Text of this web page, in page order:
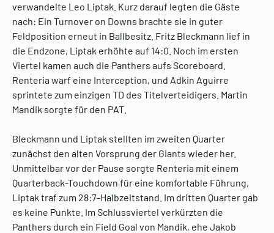
verwandelte Leo Liptak. Kurz darauf legten die Gäste
nach: Ein Turnover on Downs brachte sie in guter
Feldposition erneut in Ballbesitz. Fritz Bleckmann lief in
die Endzone, Liptak erhöhte auf 14:0. Noch im ersten
Viertel kamen auch die Panthers aufs Scoreboard.
Renteria warf eine Interception, und Adkin Aguirre
sprintete zum einzigen TD des Titelverteidigers. Martin
Mandik sorgte für den PAT.
Bleckmann und Liptak stellten im zweiten Quarter
zunächst den alten Vorsprung der Giants wieder her.
Unmittelbar vor der Pause sorgte Renteria mit einem
Quarterback-Touchdown für eine komfortable Führung,
Liptak traf zum 28:7-Halbzeitstand. Im dritten Quarter gab
es keine Punkte. Im Schlussviertel verkürzten die
Panthers durch ein Field Goal von Mandik, ehe Jakob